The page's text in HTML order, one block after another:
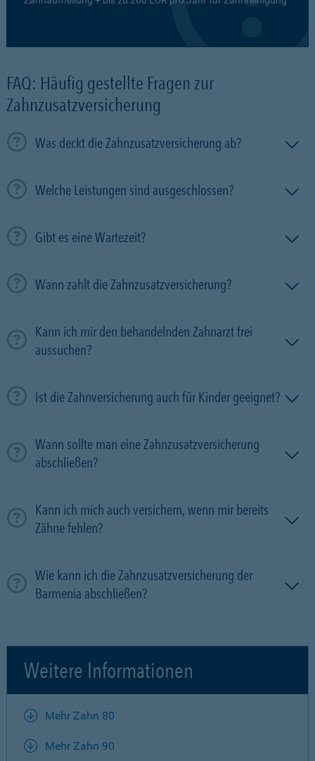
FAQ: Häufig gestellte Fragen zur
Zahnzusatzversicherung
Was deckt die Zahnzusatzversicherung ab?
Welche Leistungen sind ausgeschlossen?
Gibt es eine Wartezeit?
Wann zahlt die Zahnzusatzversicherung?
Kann ich mir den behandelnden Zahnarzt frei
aussuchen?
Ist die Zahnversicherung auch für Kinder geeignet?
Wann sollte man eine Zahnzusatzversicherung
abschließen?
Kann ich mich auch versichern, wenn mir bereits
Zähne fehlen?
Wie kann ich die Zahnzusatzversicherung der
Barmenia abschließen?
Weitere Informationen
Mehr Zahn 80
Mehr Zahn 90